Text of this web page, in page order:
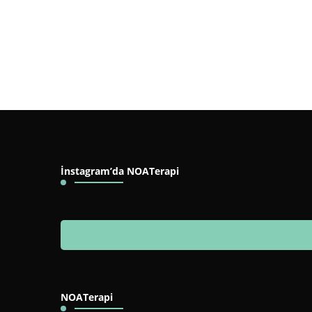
İnstagram’da NOATerapi
NOATerapi